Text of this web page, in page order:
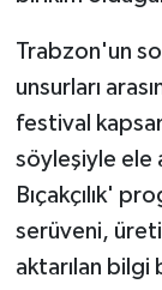
Trabzon'un
unsurları
festival
söyleşiyle ele
Bıçakçılık'
serüveni,
aktarılan